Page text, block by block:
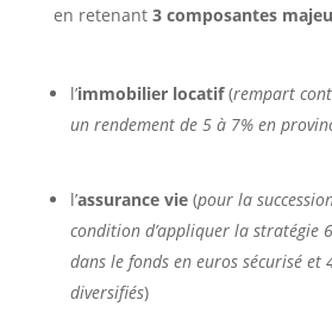
en retenant 3 composantes
l’immobilier locatif(rempart
un rendement de 5 à 7% en
l’assurance vie(pour la
condition d’appliquer la stratégie
dans le fonds en euros sécurisé et
diversifiés)